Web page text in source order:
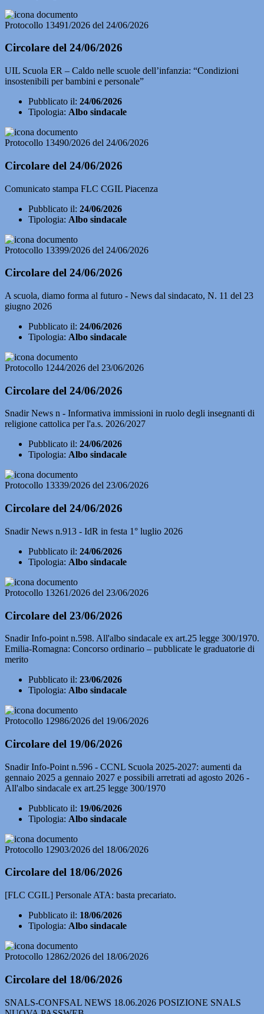
Protocollo 13491/2026 del 24/06/2026
Circolare del 24/06/2026
UIL Scuola ER – Caldo nelle scuole dell’infanzia: “Condizioni
insostenibili per bambini e personale”
Pubblicato il: 24/06/2026
Tipologia: Albo sindacale
Protocollo 13490/2026 del 24/06/2026
Circolare del 24/06/2026
Comunicato stampa FLC CGIL Piacenza
Pubblicato il: 24/06/2026
Tipologia: Albo sindacale
Protocollo 13399/2026 del 24/06/2026
Circolare del 24/06/2026
A scuola, diamo forma al futuro - News dal sindacato, N. 11 del 23
giugno 2026
Pubblicato il: 24/06/2026
Tipologia: Albo sindacale
Protocollo 1244/2026 del 23/06/2026
Circolare del 24/06/2026
Snadir News n - Informativa immissioni in ruolo degli insegnanti di
religione cattolica per l'a.s. 2026/2027
Pubblicato il: 24/06/2026
Tipologia: Albo sindacale
Protocollo 13339/2026 del 23/06/2026
Circolare del 24/06/2026
Snadir News n.913 - IdR in festa 1° luglio 2026
Pubblicato il: 24/06/2026
Tipologia: Albo sindacale
Protocollo 13261/2026 del 23/06/2026
Circolare del 23/06/2026
Snadir Info-point n.598. All'albo sindacale ex art.25 legge 300/1970.
Emilia-Romagna: Concorso ordinario – pubblicate le graduatorie di
merito
Pubblicato il: 23/06/2026
Tipologia: Albo sindacale
Protocollo 12986/2026 del 19/06/2026
Circolare del 19/06/2026
Snadir Info-Point n.596 - CCNL Scuola 2025-2027: aumenti da
gennaio 2025 a gennaio 2027 e possibili arretrati ad agosto 2026 -
All'albo sindacale ex art.25 legge 300/1970
Pubblicato il: 19/06/2026
Tipologia: Albo sindacale
Protocollo 12903/2026 del 18/06/2026
Circolare del 18/06/2026
[FLC CGIL] Personale ATA: basta precariato.
Pubblicato il: 18/06/2026
Tipologia: Albo sindacale
Protocollo 12862/2026 del 18/06/2026
Circolare del 18/06/2026
SNALS-CONFSAL NEWS 18.06.2026 POSIZIONE SNALS